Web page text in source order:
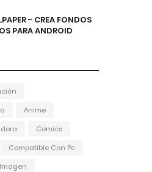
- CREA FONDOS
PARA ANDROID
Anime
Comics
Compatible Con Pc